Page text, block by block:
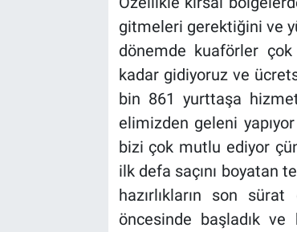
gitmeleri gerektiğini ve
dönemde kuaförler
kadar gidiyoruz ve
bin 861 yurttaşa
elimizden geleni
bizi çok mutlu ediyor
ilk defa saçını boyatan
hazırlıkların son
öncesinde başladık